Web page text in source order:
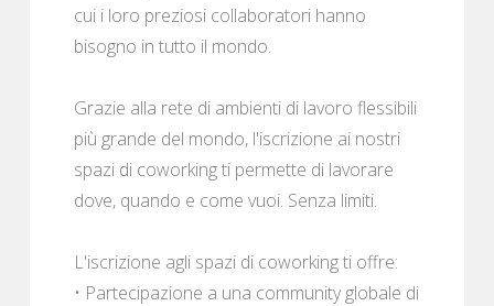
cui i loro preziosi collaboratori hanno
bisogno in tutto il mondo.
Grazie alla rete di ambienti di lavoro flessibili
più grande del mondo, l'iscrizione ai nostri
spazi di coworking ti permette di lavorare
dove, quando e come vuoi. Senza limiti.
L'iscrizione agli spazi di coworking ti offre:
• Partecipazione a una community globale di